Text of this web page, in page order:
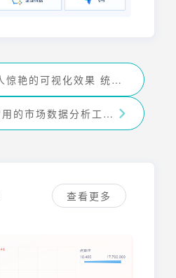
制作令人惊艳的可视化效果 统计图软件 助你轻松搞定数据呈现
电商企业常用的市场数据分析工具有哪些 详解与应用
查看更多